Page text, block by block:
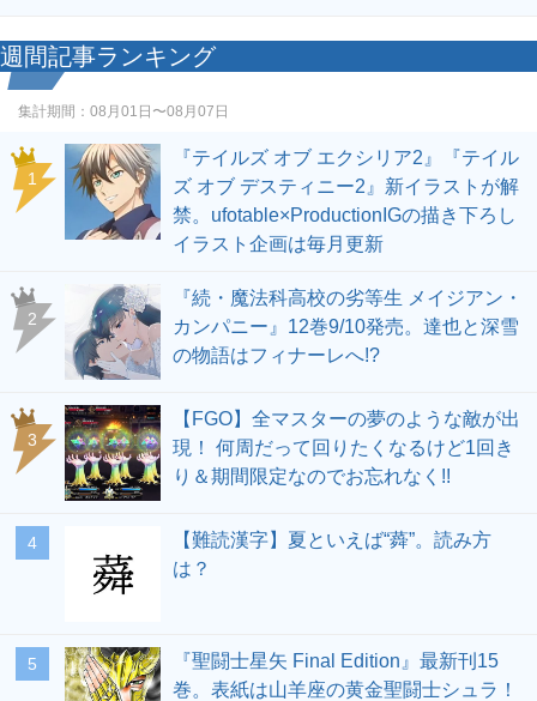
週間記事ランキング
集計期間： 08月01日〜08月07日
1
『テイルズ オブ エクシリア2』『テイル
ズ オブ デスティニー2』新イラストが解
禁。ufotable×ProductionIGの描き下ろし
イラスト企画は毎月更新
2
『続・魔法科高校の劣等生 メイジアン・
カンパニー』12巻9/10発売。達也と深雪
の物語はフィナーレへ!?
3
【FGO】全マスターの夢のような敵が出
現！ 何周だって回りたくなるけど1回き
り＆期間限定なのでお忘れなく!!
4
【難読漢字】夏といえば“蕣”。読み方
は？
5
『聖闘士星矢 Final Edition』最新刊15
巻。表紙は山羊座の黄金聖闘士シュラ！